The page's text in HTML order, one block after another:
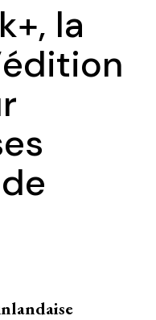
la